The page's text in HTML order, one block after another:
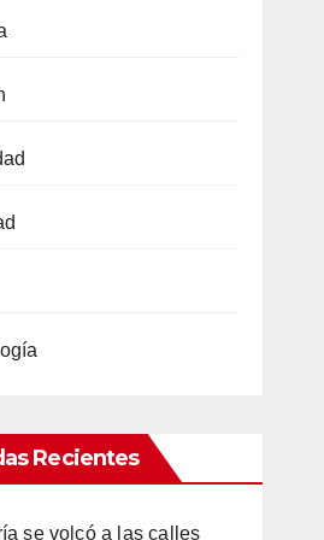
Recientes
se volcó a las calles